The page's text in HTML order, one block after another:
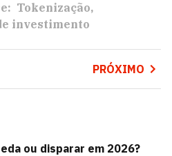
Tokenização
investimento
PRÓXIMO
ou disparar em 2026?